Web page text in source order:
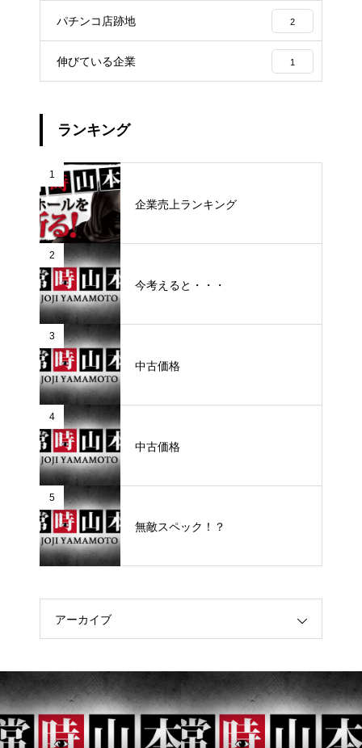
パチンコ店跡地 2
伸びている企業 1
ランキング
1
企業売上ランキング
2
今考えると・・・
3
中古価格
4
中古価格
5
無敵スペック！？
アーカイブ